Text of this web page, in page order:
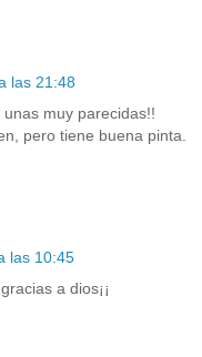
las 21:48
muy parecidas!!
pero tiene buena pinta.
las 10:45
a dios¡¡